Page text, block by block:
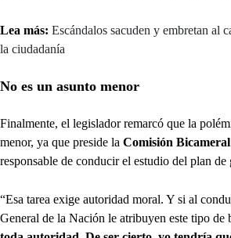
Lea más: Escándalos sacuden y embretan al
la ciudadanía
No es un asunto menor
Finalmente, el legislador remarcó que la
menor, ya que preside la Comisión
responsable de conducir el estudio del plan de
“Esa tarea exige autoridad moral. Y si al
General de la Nación le atribuyen este tipo de